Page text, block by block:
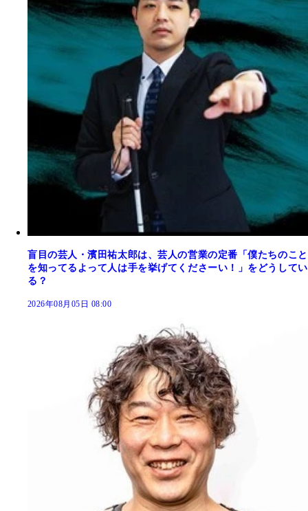
盲目の芸人・濱田祐太郎は、芸人の営業の定番「僕たちのこと
を知ってるよって人は手を挙げてくださーい！」をどうしてい
る？
2026年08月05日 08:00